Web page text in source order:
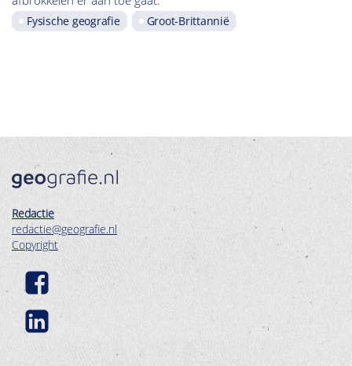
Fysische geografie Groot-Brittannië
Redactie
redactie@geografie.nl
Copyright